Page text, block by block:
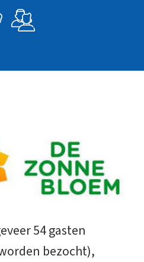
54 gasten
bezocht),